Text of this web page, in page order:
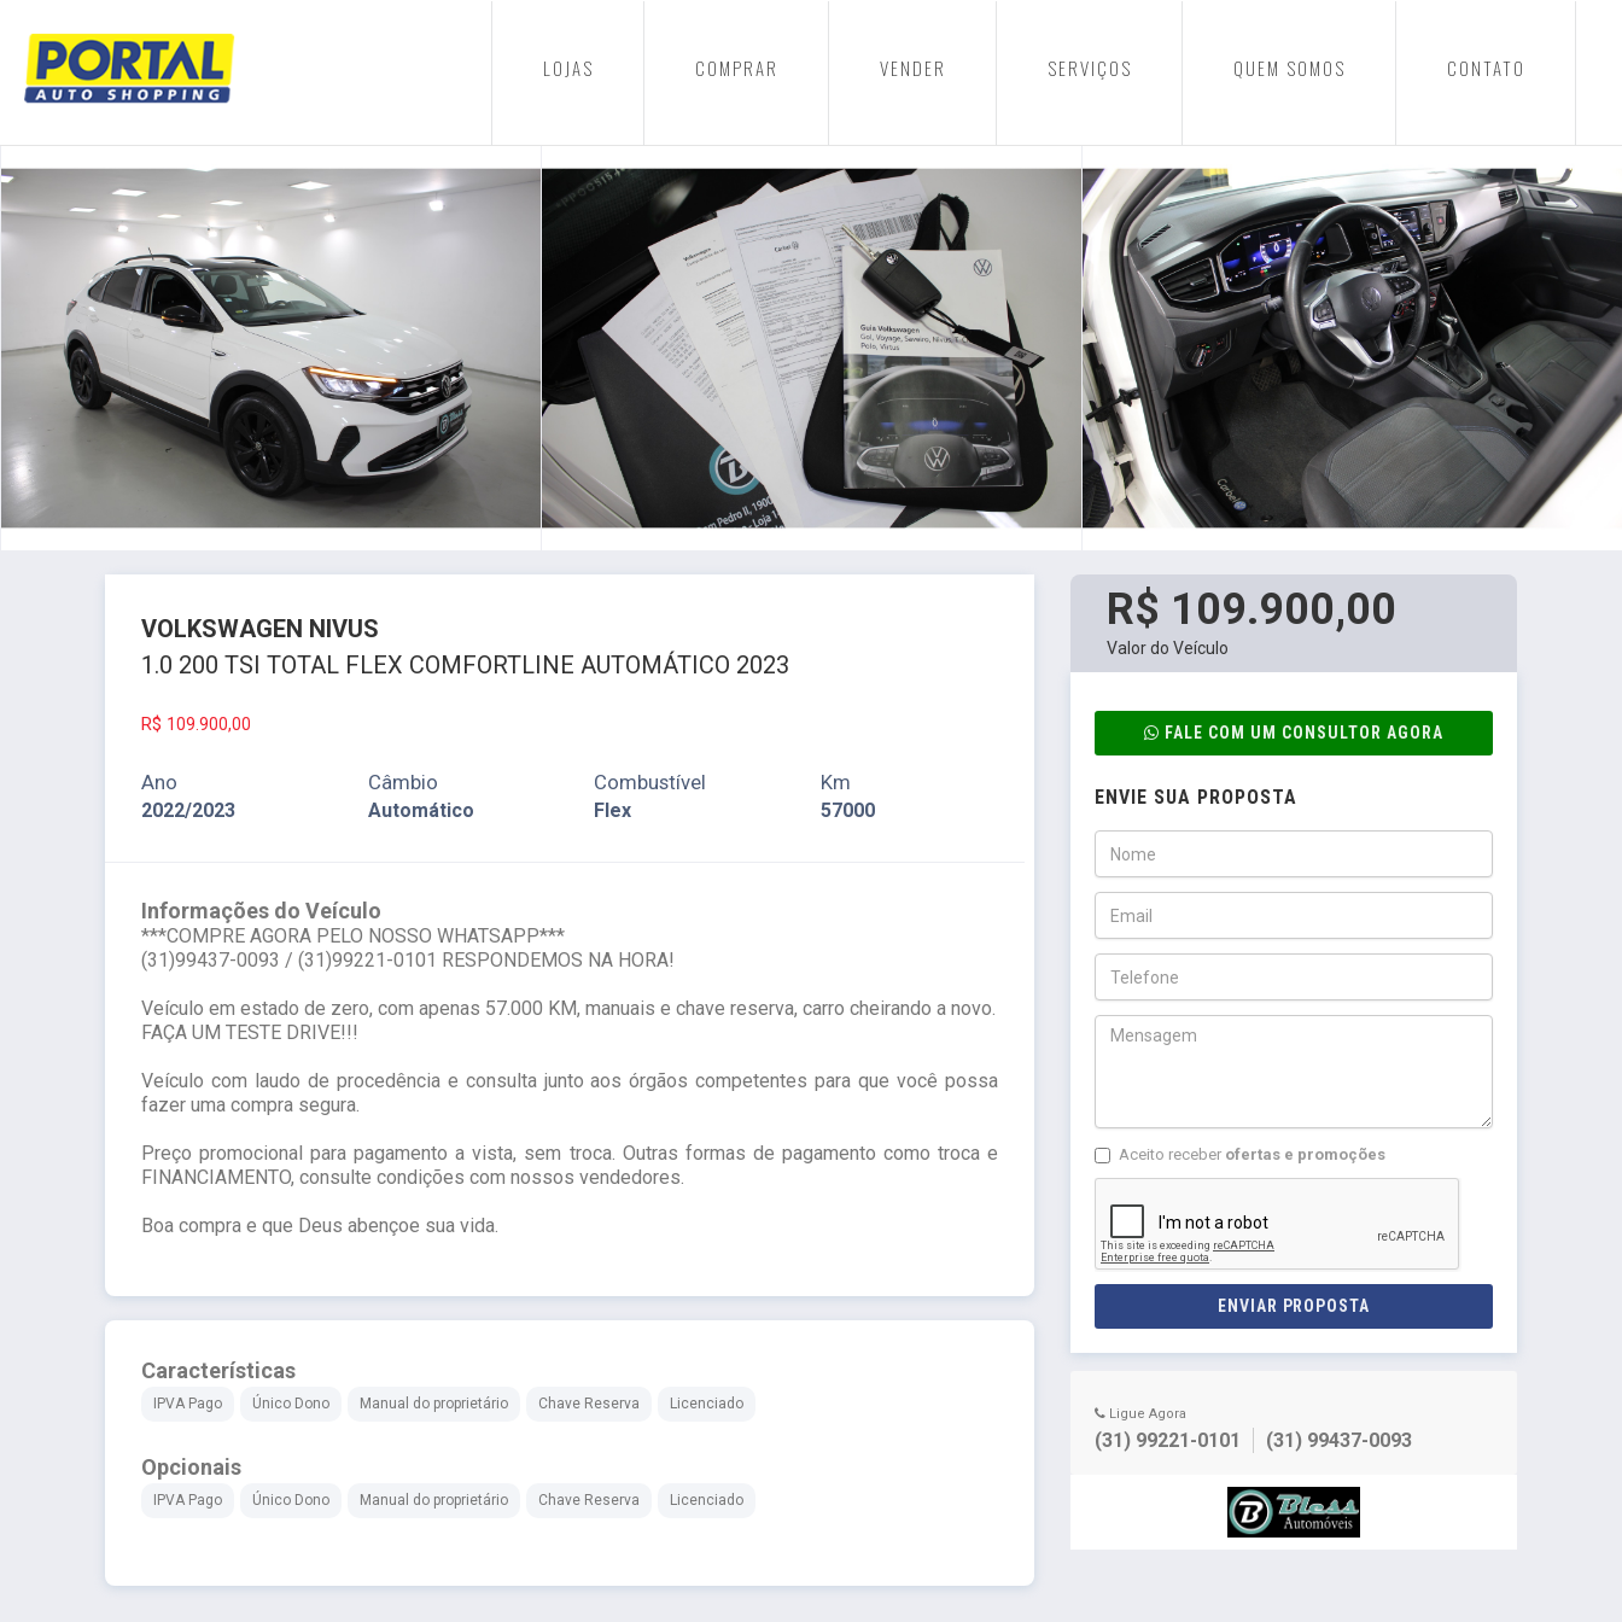
LOJAS COMPRAR VENDER SERVIÇOS QUEM SOMOS CONTATO
VOLKSWAGEN NIVUS
1.0 200 TSI TOTAL FLEX COMFORTLINE AUTOMÁTICO 2023
R$ 109.900,00
Ano
2022/2023
Câmbio
Automático
Combustível
Flex
Km
57000
Informações do Veículo
***COMPRE AGORA PELO NOSSO WHATSAPP***
(31)99437-0093 / (31)99221-0101 RESPONDEMOS NA HORA!
Veículo em estado de zero, com apenas 57.000 KM, manuais e chave reserva, carro cheirando a novo.
FAÇA UM TESTE DRIVE!!!
Veículo com laudo de procedência e consulta junto aos órgãos competentes para que você possa
fazer uma compra segura.
Preço promocional para pagamento a vista, sem troca. Outras formas de pagamento como troca e
FINANCIAMENTO, consulte condições com nossos vendedores.
Boa compra e que Deus abençoe sua vida.
Características
IPVA Pago Único Dono Manual do proprietário Chave Reserva Licenciado
Opcionais
IPVA Pago Único Dono Manual do proprietário Chave Reserva Licenciado
R$ 109.900,00
Valor do Veículo
FALE COM UM CONSULTOR AGORA
ENVIE SUA PROPOSTA
Aceito receber ofertas e promoções
ENVIAR PROPOSTA
Ligue Agora
(31) 99221-0101 (31) 99437-0093